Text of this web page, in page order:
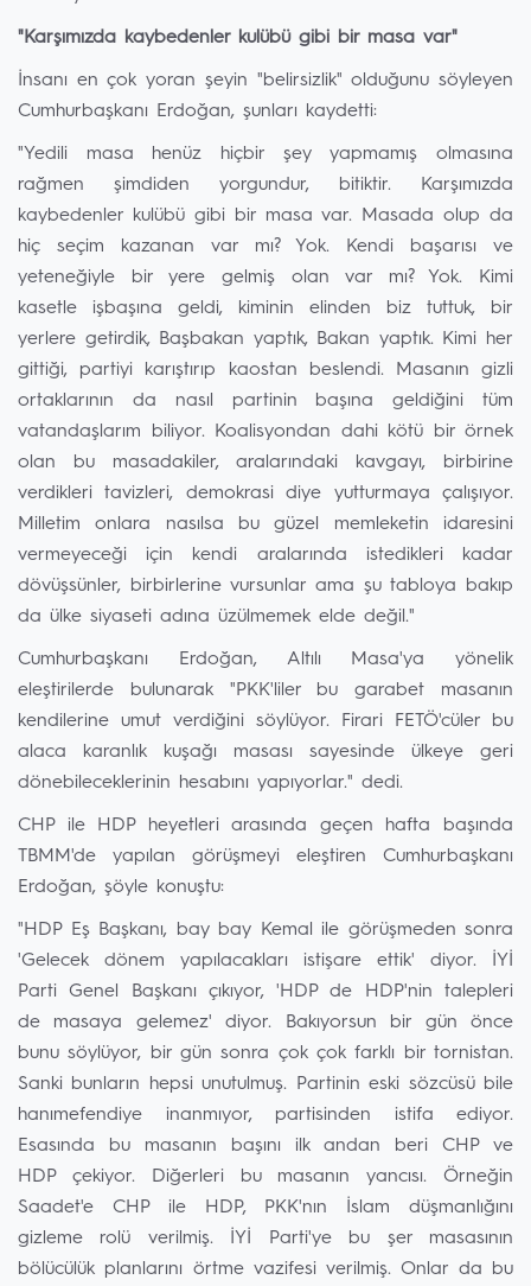
"Karşımızda kaybedenler kulübü gibi bir masa var"
İnsanı en çok yoran şeyin "belirsizlik" olduğunu söyleyen
Cumhurbaşkanı Erdoğan, şunları kaydetti:
"Yedili masa henüz hiçbir şey yapmamış olmasına
rağmen şimdiden yorgundur, bitiktir. Karşımızda
kaybedenler kulübü gibi bir masa var. Masada olup da
hiç seçim kazanan var mı? Yok. Kendi başarısı ve
yeteneğiyle bir yere gelmiş olan var mı? Yok. Kimi
kasetle işbaşına geldi, kiminin elinden biz tuttuk, bir
yerlere getirdik, Başbakan yaptık, Bakan yaptık. Kimi her
gittiği, partiyi karıştırıp kaostan beslendi. Masanın gizli
ortaklarının da nasıl partinin başına geldiğini tüm
vatandaşlarım biliyor. Koalisyondan dahi kötü bir örnek
olan bu masadakiler, aralarındaki kavgayı, birbirine
verdikleri tavizleri, demokrasi diye yutturmaya çalışıyor.
Milletim onlara nasılsa bu güzel memleketin idaresini
vermeyeceği için kendi aralarında istedikleri kadar
dövüşsünler, birbirlerine vursunlar ama şu tabloya bakıp
da ülke siyaseti adına üzülmemek elde değil."
Cumhurbaşkanı Erdoğan, Altılı Masa'ya yönelik
eleştirilerde bulunarak "PKK'liler bu garabet masanın
kendilerine umut verdiğini söylüyor. Firari FETÖ'cüler bu
alaca karanlık kuşağı masası sayesinde ülkeye geri
dönebileceklerinin hesabını yapıyorlar." dedi.
CHP ile HDP heyetleri arasında geçen hafta başında
TBMM'de yapılan görüşmeyi eleştiren Cumhurbaşkanı
Erdoğan, şöyle konuştu:
"HDP Eş Başkanı, bay bay Kemal ile görüşmeden sonra
'Gelecek dönem yapılacakları istişare ettik' diyor. İYİ
Parti Genel Başkanı çıkıyor, 'HDP de HDP'nin talepleri
de masaya gelemez' diyor. Bakıyorsun bir gün önce
bunu söylüyor, bir gün sonra çok çok farklı bir tornistan.
Sanki bunların hepsi unutulmuş. Partinin eski sözcüsü bile
hanımefendiye inanmıyor, partisinden istifa ediyor.
Esasında bu masanın başını ilk andan beri CHP ve
HDP çekiyor. Diğerleri bu masanın yancısı. Örneğin
Saadet'e CHP ile HDP, PKK'nın İslam düşmanlığını
gizleme rolü verilmiş. İYİ Parti'ye bu şer masasının
bölücülük planlarını örtme vazifesi verilmiş. Onlar da bu